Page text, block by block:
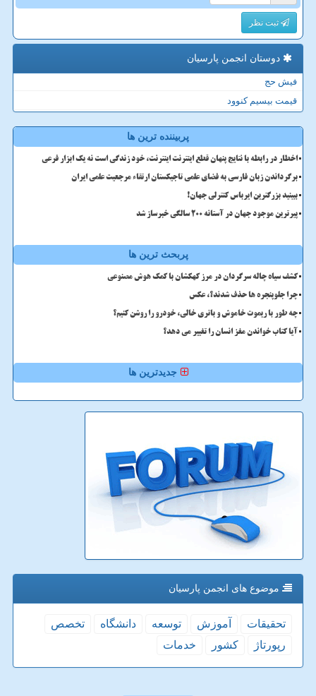
ثبت نظر
دوستان انجمن پارسیان
فیش حج
قیمت بیسیم کنوود
پربیننده ترین ها
اخطار در رابطه با نتایج پنهان قطع اینترنت اینترنت، خود زندگی است نه یک ابزار فرعی
برگرداندن زبان فارسی به فضای علمی تاجیکستان ارتقاء مرجعیت علمی ایران
ببینید بزرگترین ایرباس کنترلی جهان!
پیرترین موجود جهان در آستانه ۲۰۰ سالگی خبرساز شد
پربحث ترین ها
کشف سیاه چاله سرگردان در مرز کهکشان با کمک هوش مصنوعی
چرا جلوپنجره ها حذف شدند؟، عکس
چه طور با ریموت خاموش و باتری خالی، خودرو را روشن کنیم؟
آیا کتاب خواندن مغز انسان را تغییر می دهد؟
جدیدترین ها
موضوع های انجمن پارسیان
تحقیقات آموزش توسعه دانشگاه
تخصص
رپورتاژ
كشور خدمات